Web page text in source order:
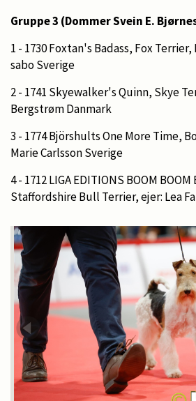
Gruppe 3 (Dommer Svein E.
1 - 1730 Foxtan's Badass, Fox
sabo Sverige
2 - 1741 Skyewalker's Quinn, Skye
Bergstrøm Danmark
3 - 1774 Björshults One More Time,
Marie Carlsson Sverige
4 - 1712 LIGA EDITIONS BOOM BOOM
Staffordshire Bull Terrier, ejer: Lea